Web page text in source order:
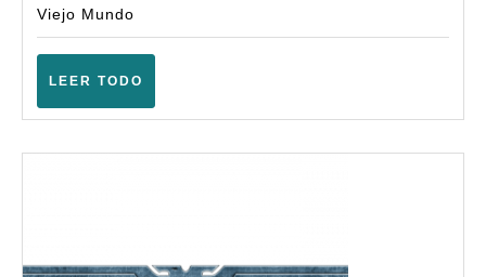
Viejo
Mundo
–
(Logroño
–
Viejo Mundo
LEER TODO